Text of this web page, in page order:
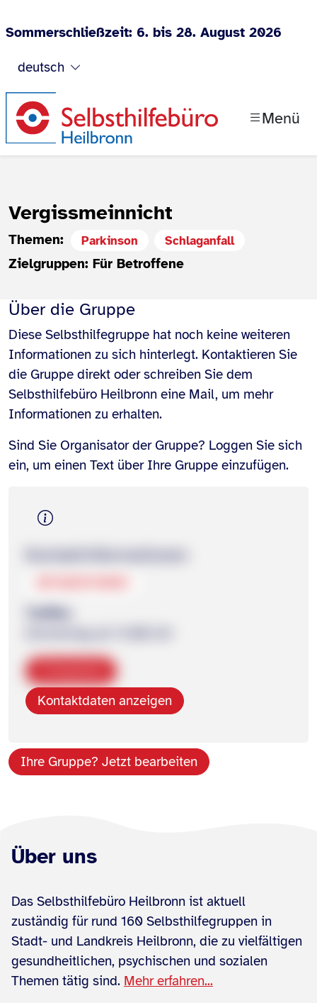
Zum Inhalt springen
Sommerschließzeit: 6. bis 28. August 2026
deutsch
Menü
Vergissmeinnicht
Themen: Parkinson Schlaganfall
Zielgruppen: Für Betroffene
Über die Gruppe
Diese Selbsthilfegruppe hat noch keine weiteren
Informationen zu sich hinterlegt. Kontaktieren Sie
die Gruppe direkt oder schreiben Sie dem
Selbsthilfebüro Heilbronn eine Mail, um mehr
Informationen zu erhalten.
Sind Sie Organisator der Gruppe? Loggen Sie sich
ein, um einen Text über Ihre Gruppe einzufügen.
Kontaktdaten anzeigen
Ihre Gruppe? Jetzt bearbeiten
Über uns
Das Selbsthilfebüro Heilbronn ist aktuell
zuständig für rund 160 Selbsthilfegruppen in
Stadt- und Landkreis Heilbronn, die zu vielfältigen
gesundheitlichen, psychischen und sozialen
Themen tätig sind. Mehr erfahren...